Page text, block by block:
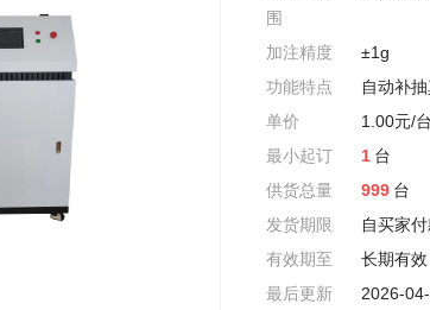
围
加注精度
±1g
功能特点
自动补
单价
1.00元/
最小起订
1 台
供货总量
999 台
发货期限
自买家
有效期至
长期有效
最后更新
2026-